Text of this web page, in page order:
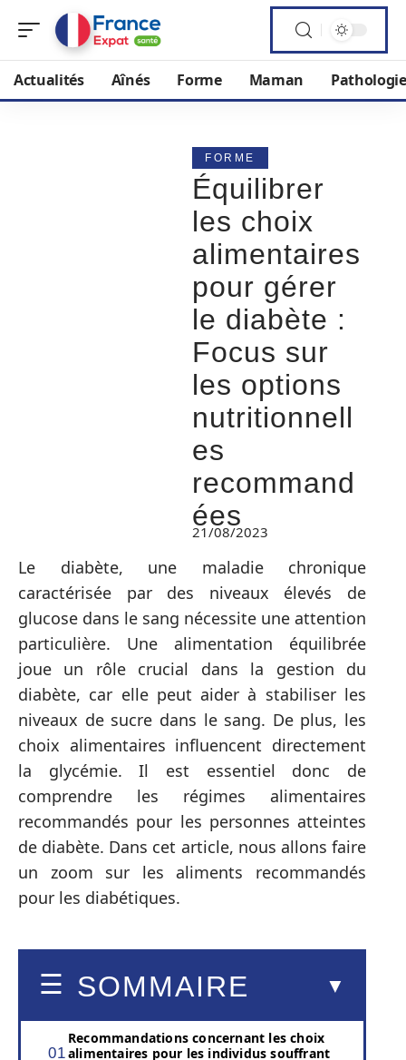
Actualités Aînés Forme Maman
FORME
Équilibrer
les choix
alimentaires
pour gérer
le diabète :
Focus sur
les options
nutritionnell
es
recommand
ées
21/08/2023
Le diabète, une maladie chronique
caractérisée par des niveaux élevés de
glucose dans le sang nécessite une attention
particulière. Une alimentation équilibrée
joue un rôle crucial dans la gestion du
diabète, car elle peut aider à stabiliser les
niveaux de sucre dans le sang. De plus, les
choix alimentaires influencent directement
la glycémie. Il est essentiel donc de
comprendre les régimes alimentaires
recommandés pour les personnes atteintes
de diabète. Dans cet article, nous allons faire
un zoom sur les aliments recommandés
pour les diabétiques.
SOMMAIRE
Recommandations concernant les choix
alimentaires pour les individus souffrant